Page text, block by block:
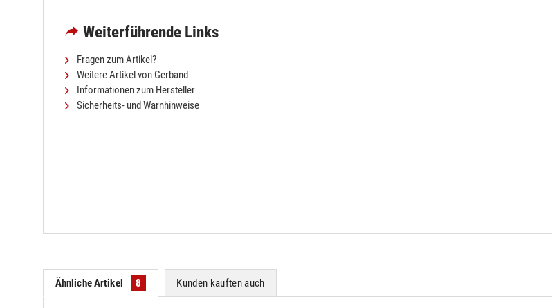
Weiterführende Links
Fragen zum Artikel?
Weitere Artikel von Gerband
Informationen zum Hersteller
Sicherheits- und Warnhinweise
Ähnliche Artikel 8 Kunden kauften auch